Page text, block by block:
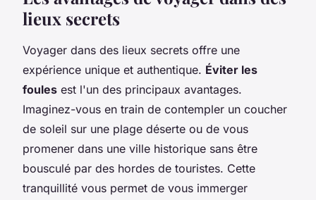
lieux secrets
Voyager dans des lieux secrets offre une
expérience unique et authentique. Éviter les
foules est l'un des principaux avantages.
Imaginez-vous en train de contempler un coucher
de soleil sur une plage déserte ou de vous
promener dans une ville historique sans être
bousculé par des hordes de touristes. Cette
tranquillité vous permet de vous immerger